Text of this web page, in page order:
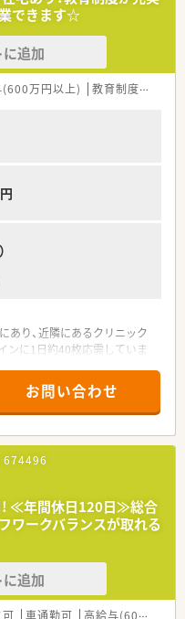
に対応できる方を歓迎しま
で意欲重視で広く募集しま
場の意見が尊重される社風
急なお休みも相互に支えま
万円以上を確約します。
最大で年収650万円可能で
日勤務のため働きやすいで
できます☆
追加
万円以上) 教育制度あり
り、近隣にあるクリニック
ンに1日約40枚応需していま
んでおり、地域に根ざした相
と親身に向き合うことが可能
算を取得しており、高い基準
サービスを提供している店舗
るための増員募集となって
しい仲間を募集することにな
ん、これから在宅スキルを身
れば未経験の方でも大歓迎い
、周囲と協力しながら積極的
お問い合わせ
674496
!! ≪年間休日120日≫総合
ワークバランスが取れる
追加
車通勤可 高給与(600万円以上)